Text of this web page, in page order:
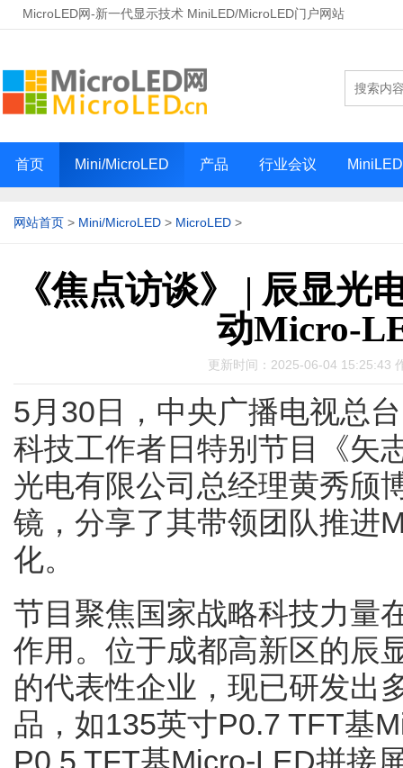
MicroLED网-新一代显示技术 MiniLED/MicroLED门户网站
首页 Mini/MicroLED 产品 行业会议
网站首页 > Mini/MicroLED > MicroLED >
《焦点访谈》 | 辰显光
动Micro-
更新时间：2025-06-04 15:25:43
5月30日，中央广播电视总
科技工作者日特别节目《矢
光电有限公司总经理黄秀颀
镜，分享了其带领团队推进
化。
节目聚焦国家战略科技力量
作用。位于成都高新区的辰
的代表性企业，现已研发出
品，如135英寸P0.7 TFT基
P0.5 TFT基Micro-LED拼接